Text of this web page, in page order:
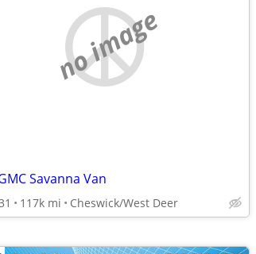
no image
Savanna Van
117k mi Cheswick/West Deer